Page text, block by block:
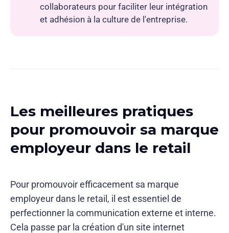
collaborateurs pour faciliter leur intégration
et adhésion à la culture de l'entreprise.
Les meilleures pratiques
pour promouvoir sa marque
employeur dans le retail
Pour promouvoir efficacement sa marque
employeur dans le retail, il est essentiel de
perfectionner la communication externe et interne.
Cela passe par la création d'un site internet